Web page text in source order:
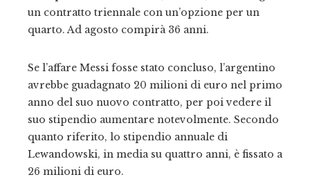
un contratto triennale con un’opzione per un
quarto. Ad agosto compirà 36 anni.
Se l’affare Messi fosse stato concluso, l’argentino
avrebbe guadagnato 20 milioni di euro nel primo
anno del suo nuovo contratto, per poi vedere il
suo stipendio aumentare notevolmente. Secondo
quanto riferito, lo stipendio annuale di
Lewandowski, in media su quattro anni, è fissato a
26 milioni di euro.